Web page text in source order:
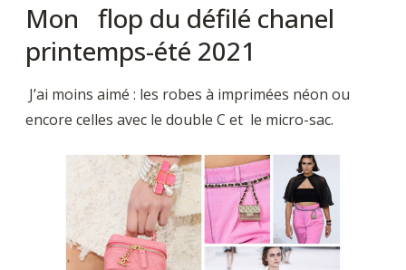
Mon flop du défilé chanel
printemps-été 2021
J’ai moins aimé : les robes à imprimées néon ou
encore celles avec le double C et le micro-sac.